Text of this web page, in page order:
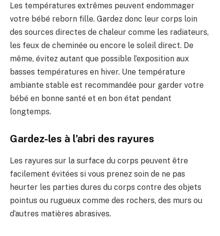
Les températures extrêmes peuvent endommager
votre bébé reborn fille. Gardez donc leur corps loin
des sources directes de chaleur comme les radiateurs,
les feux de cheminée ou encore le soleil direct. De
même, évitez autant que possible l’exposition aux
basses températures en hiver. Une température
ambiante stable est recommandée pour garder votre
bébé en bonne santé et en bon état pendant
longtemps.
Gardez-les à l’abri des rayures
Les rayures sur la surface du corps peuvent être
facilement évitées si vous prenez soin de ne pas
heurter les parties dures du corps contre des objets
pointus ou rugueux comme des rochers, des murs ou
d’autres matières abrasives.